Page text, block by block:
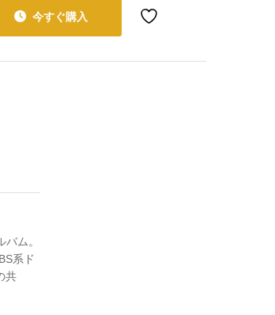
今すぐ購入
ム。
系ド
共